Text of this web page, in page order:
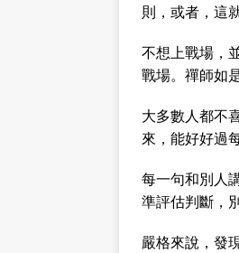
則，或者，這
不想上戰場，
戰場。禪師如
大多數人都不
來，能好好過
每一句和別人
準評估判斷，
嚴格來說，發